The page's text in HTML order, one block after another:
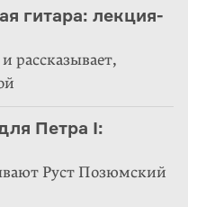
гитара: лекция-
рассказывает,
Петра I:
Руст Позюмский